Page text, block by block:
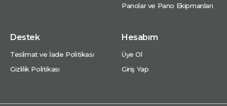
Panolar ve Pano Ekipmanları
Destek
Teslimat ve İade Politikası
Gizlilik Politikası
Hesabım
Üye Ol
Giriş Yap